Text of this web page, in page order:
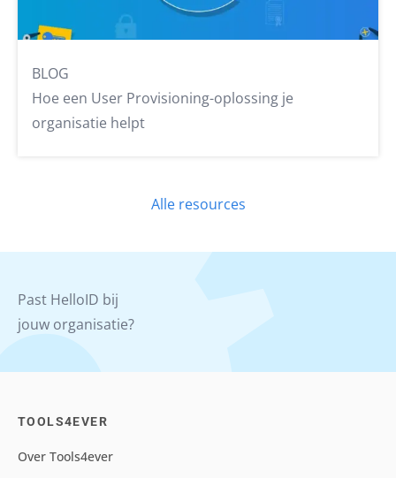
BLOG
Hoe een User Provisioning-oplossing je
organisatie helpt
Alle resources
Past HelloID bij
jouw organisatie?
TOOLS4EVER
Over Tools4ever